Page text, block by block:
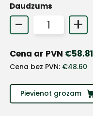
Daudzums
- +
Cena ar PVN €58.81
Cena bez PVN: €48.60
Pievienot grozam
+